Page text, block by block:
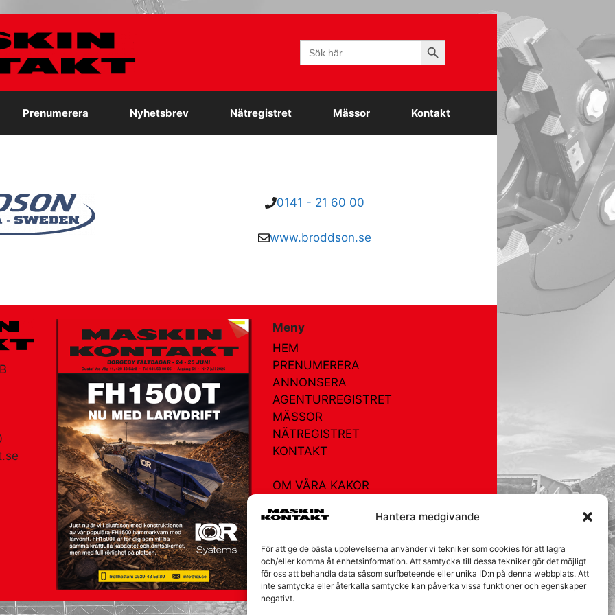
Hantera medgivande
För att ge de bästa upplevelserna använder vi tekniker som cookies för att lagra
och/eller komma åt enhetsinformation. Att samtycka till dessa tekniker gör det möjligt
för oss att behandla data såsom surfbeteende eller unika ID:n på denna webbplats. Att
inte samtycka eller återkalla samtycke kan påverka vissa funktioner och egenskaper
negativt.
Sök
efter:
Sökknapp
Prenumerera Nyhetsbrev Nätregistret Mässor Kontakt
0141 - 21 60 00
www.broddson.se
Meny
HEM
PRENUMERERA
ANNONSERA
AGENTURREGISTRET
MÄSSOR
NÄTREGISTRET
KONTAKT
OM VÅRA KAKOR